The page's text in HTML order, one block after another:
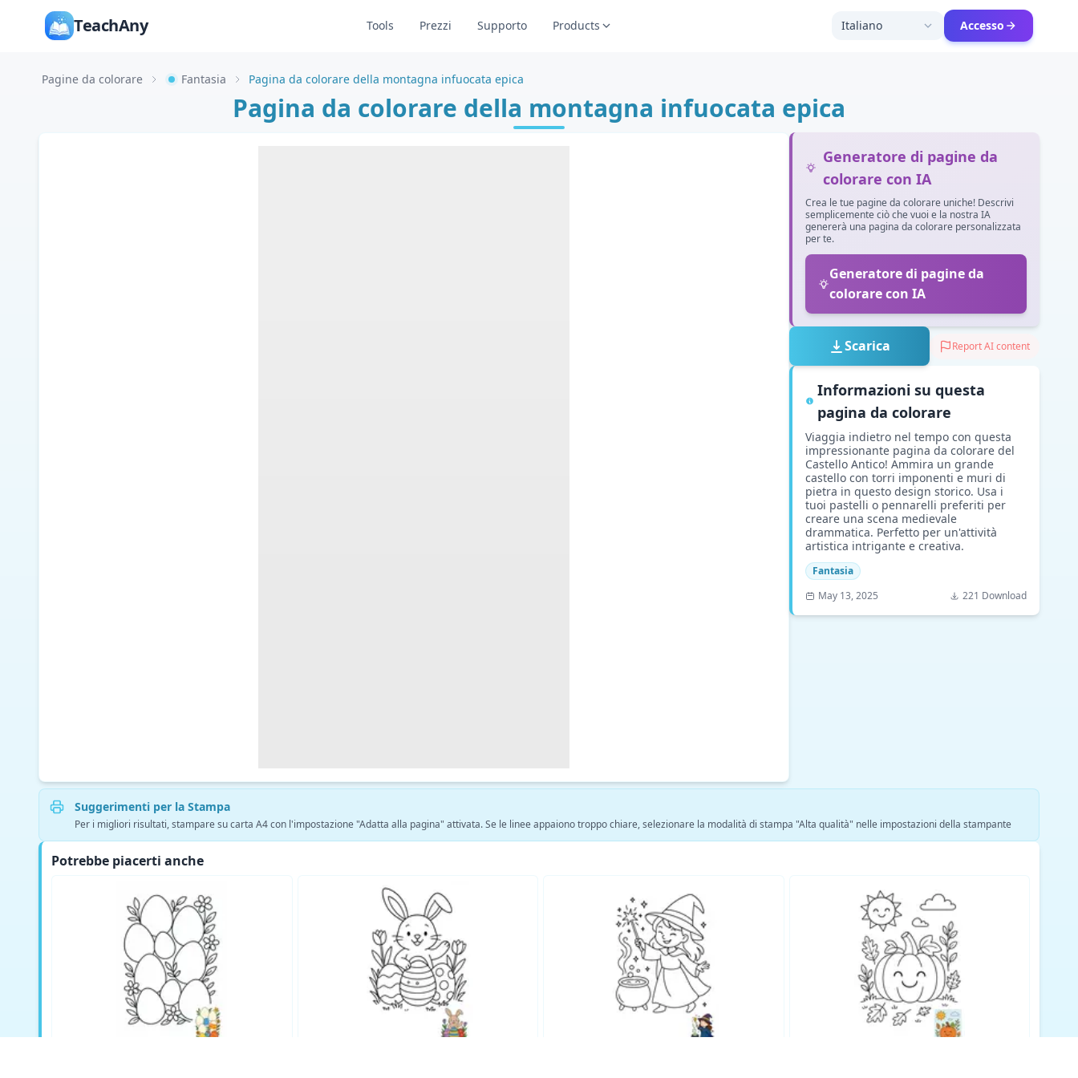
TeachAny Tools Prezzi Supporto Products Italiano Accesso
Pagine da colorare Fantasia Pagina da colorare della montagna infuocata epica
Pagina da colorare della montagna infuocata epica
Generatore di pagine da
colorare con IA
Crea le tue pagine da colorare uniche! Descrivi
semplicemente ciò che vuoi e la nostra IA
genererà una pagina da colorare personalizzata
per te.
Generatore di pagine da
colorare con IA
Scarica Report AI content
Informazioni su questa
pagina da colorare
Viaggia indietro nel tempo con questa
impressionante pagina da colorare del
Castello Antico! Ammira un grande
castello con torri imponenti e muri di
pietra in questo design storico. Usa i
tuoi pastelli o pennarelli preferiti per
creare una scena medievale
drammatica. Perfetto per un'attività
artistica intrigante e creativa.
Fantasia
May 13, 2025
221 Download
Suggerimenti per la Stampa
Per i migliori risultati, stampare su carta A4 con l'impostazione "Adatta alla pagina" attivata. Se le linee appaiono troppo chiare, selezionare la modalità di stampa "Alta qualità" nelle impostazioni della stampante
Potrebbe piacerti anche